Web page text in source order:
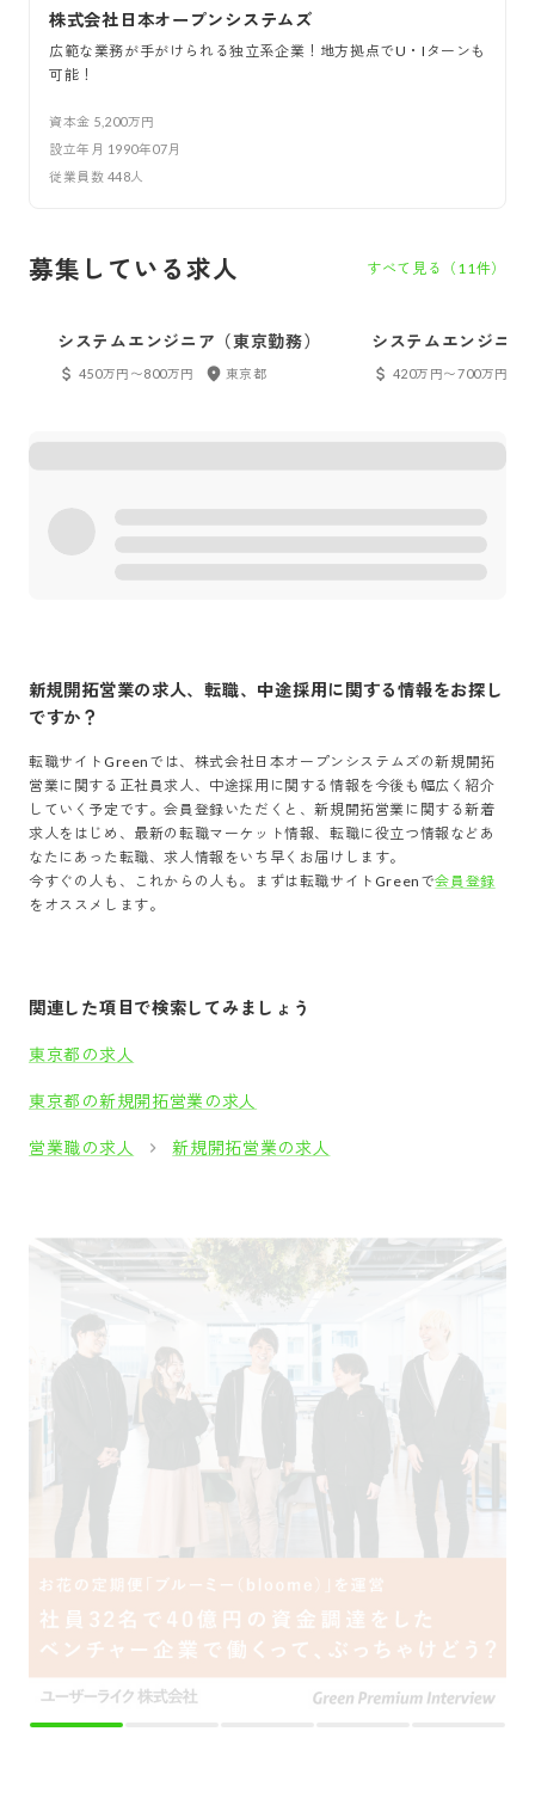
株式会社日本オープンシステムズ
広範な業務が手がけられる独立系企業！地方拠点でU・Iターンも
可能！
資本金 5,200万円
設立年月 1990年07月
従業員数 448人
募集している求人 すべて見る（ 11件）
システムエンジニア（東京勤務）
450万円〜800万円 東京都
システムエンジニ
420万円〜700万円
新規開拓営業の求人、転職、中途採用に関する情報をお探し
ですか？
転職サイトGreenでは、 株式会社日本オープンシステムズの新規開拓
営業に関する正社員求人、中途採用に関する情報を今後も幅広く紹介
していく予定です。会員登録いただくと、新規開拓営業 に関する新着
求人をはじめ、最新の転職マーケット情報、転職に役立つ情報などあ
なたにあった転職、求人情報をいち早くお届けします。
今すぐの人も、これからの人も。まずは転職サイトGreenで会員登録
をオススメします。
関連した項目で検索してみましょう
東京都の求人
東京都の新規開拓営業の求人
営業職の求人 新規開拓営業の求人
採用をお考えの方 運営会社プライバシーポリシー
セキュリティポリシー
利用者情報の外部送信
利用規約 サイトマップ Green Identity
Copyright© Atrae, Inc. All Right Reserved.
株式会社
【東京/港区】営業～自社サービス拡販をお任せ！～定着率96%/年間休日125日